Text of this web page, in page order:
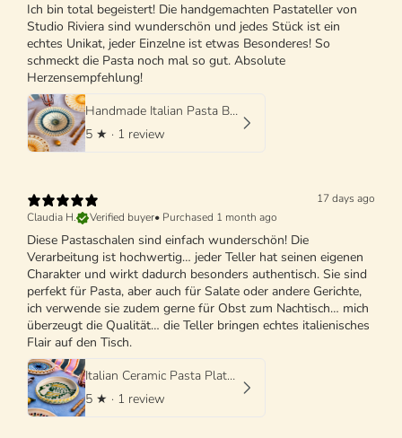
Ich bin total begeistert! Die handgemachten Pastateller von
Studio Riviera sind wunderschön und jedes Stück ist ein
echtes Unikat, jeder Einzelne ist etwas Besonderes! So
schmeckt die Pasta noch mal so gut. Absolute
Herzensempfehlung!
Handmade Italian Pasta Bowl 25 cm | Cappello di Prete
5 ★ · 1 review
17 days ago
Claudia H.
Verified buyer• Purchased 1 month ago
Diese Pastaschalen sind einfach wunderschön! Die
Verarbeitung ist hochwertig… jeder Teller hat seinen eigenen
Charakter und wirkt dadurch besonders authentisch. Sie sind
perfekt für Pasta, aber auch für Salate oder andere Gerichte,
ich verwende sie zudem gerne für Obst zum Nachtisch… mich
überzeugt die Qualität… die Teller bringen echtes italienisches
Flair auf den Tisch.
Italian Ceramic Pasta Plate 25cm | Handmade Design "One of a kind"
5 ★ · 1 review